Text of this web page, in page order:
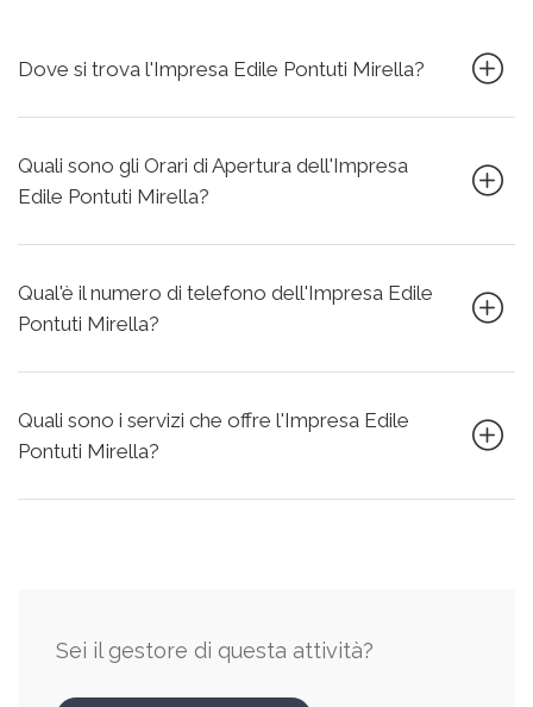
Dove si trova l'Impresa Edile Pontuti Mirella?
Quali sono gli Orari di Apertura dell'Impresa
Edile Pontuti Mirella?
Qual'è il numero di telefono dell'Impresa Edile
Pontuti Mirella?
Quali sono i servizi che offre l'Impresa Edile
Pontuti Mirella?
Sei il gestore di questa attività?